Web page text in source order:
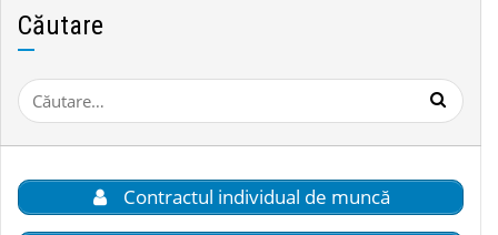
Căutare
Contractul individual de muncă